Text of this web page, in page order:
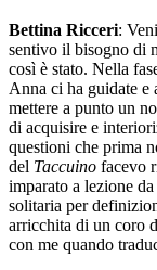
Bettina Ricceri:
sentivo il bisogno di
così è stato. Nella
Anna ci ha guidate e
mettere a punto un
di acquisire e
questioni che prima
del Taccuino facevo
imparato a lezione
solitaria per
arricchita di un coro
con me quando